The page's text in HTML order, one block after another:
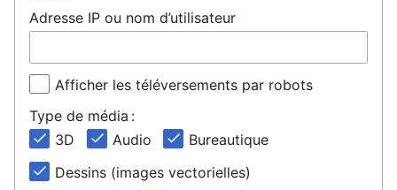
Adresse IP ou nom d’utilisateur
Afficher les téléversements par robots
Type de média :
3D
Audio
Bureautique
Dessins (images vectorielles)